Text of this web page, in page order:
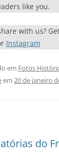
like you.
with us?
Instagram
em Fotos
em 20 de janeiro
do